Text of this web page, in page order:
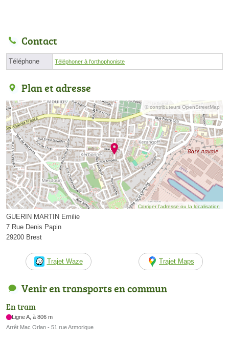
Contact
Téléphone Téléphoner à l'orthophoniste
Plan et adresse
© contributeurs OpenStreetMap
Corriger l’adresse ou la localisation
GUERIN MARTIN Emilie
7 Rue Denis Papin
29200 Brest
Trajet Waze Trajet Maps
Venir en transports en commun
En tram
Ligne A, à 806 m
Arrêt Mac Orlan - 51 rue Armorique